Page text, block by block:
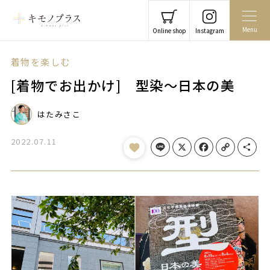
Online shop Instagram Menu
着物を楽しむ
[着物でお出かけ] 型染〜日本の美
はたみさこ
2022.07.11 Line X Facebook Copy Link Share